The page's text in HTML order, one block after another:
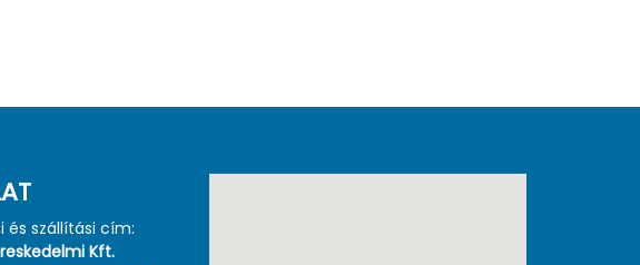
és szállítási cím:
Kft.